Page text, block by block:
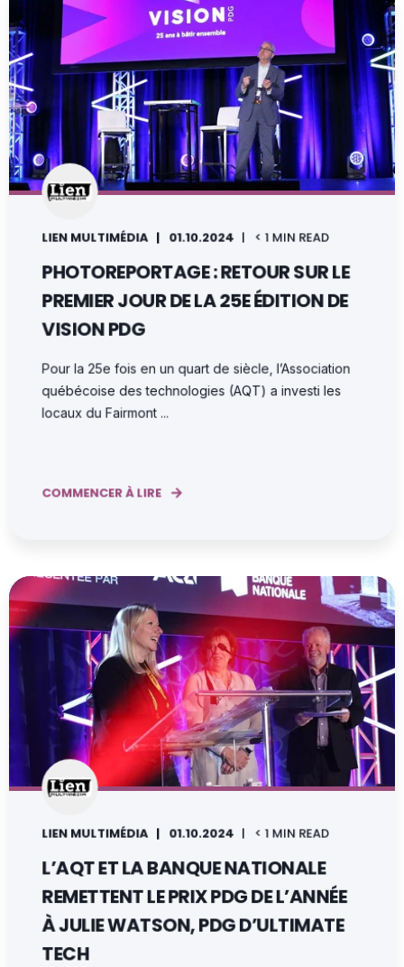
LIEN MULTIMÉDIA 01.10.2024 < 1 MIN READ
PHOTOREPORTAGE : RETOUR SUR LE
PREMIER JOUR DE LA 25E ÉDITION DE
VISION PDG
Pour la 25e fois en un quart de siècle, l’Association
québécoise des technologies (AQT) a investi les
locaux du Fairmont ...
COMMENCER À LIRE
LIEN MULTIMÉDIA 01.10.2024 < 1 MIN READ
L’AQT ET LA BANQUE NATIONALE
REMETTENT LE PRIX PDG DE L’ANNÉE
À JULIE WATSON, PDG D’ULTIMATE
TECH